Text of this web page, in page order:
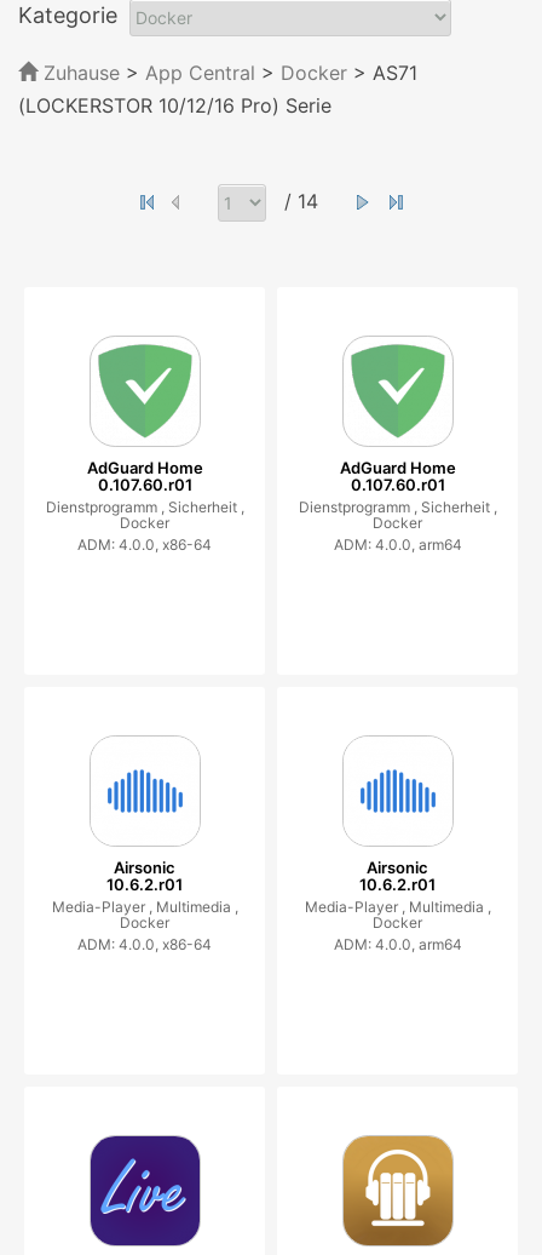
Kategorie
Zuhause > App Central > Docker > AS71
(LOCKERSTOR 10/12/16 Pro) Serie
/ 14
AdGuard Home
0.107.60.r01
Dienstprogramm , Sicherheit ,
Docker
ADM: 4.0.0, x86-64
AdGuard Home
0.107.60.r01
Dienstprogramm , Sicherheit ,
Docker
ADM: 4.0.0, arm64
Airsonic
10.6.2.r01
Media-Player , Multimedia ,
Docker
ADM: 4.0.0, x86-64
Airsonic
10.6.2.r01
Media-Player , Multimedia ,
Docker
ADM: 4.0.0, arm64